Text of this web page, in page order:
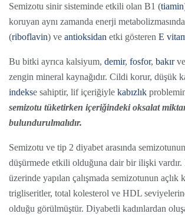
Semizotu sinir sisteminde etkili olan B1 (tiamin
koruyan aynı zamanda enerji
(riboflavin) ve antioksidan etki gösteren E
Bu bitki ayrıca kalsiyum, demir, fosfor, bakırve
zengin mineral kaynağıdır. Cildi korur, düşük
indekse sahiptir, lif içeriğiyle kabızlık
semizotu tüketirken içeriğindeki oksalat
bulundurulmalıdır.
Semizotu ve tip 2 diyabet arasında
düşürmede etkili olduğuna dair bir ilişki
üzerinde yapılan çalışmada semizotunun açlık
trigliseritler, total kolesterol ve HDL
olduğu görülmüştür. Diyabetli kadınlardan